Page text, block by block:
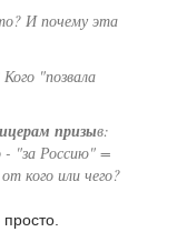
И почему эта
"позвала
призыв:
"за Россию" =
кого или чего?